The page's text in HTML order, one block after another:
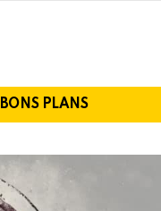
BONS PLANS